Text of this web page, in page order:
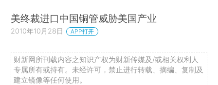
美终裁进口中国铜管威胁美国产业
2010年10月28日 APP打开
财新网所刊载内容之知识产权为财新传媒及/或相关权利人
专属所有或持有。未经许可，禁止进行转载、摘编、复制及
建立镜像等任何使用。